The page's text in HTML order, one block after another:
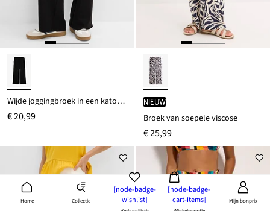
Home Collectie
[node-badge-
wishlist]
[node-badge-
cart-items]
Mijn bonprix
Wijde joggingbroek in een katoenmix
€ 20,99
Nieuw
Broek van soepele viscose
€ 25,99